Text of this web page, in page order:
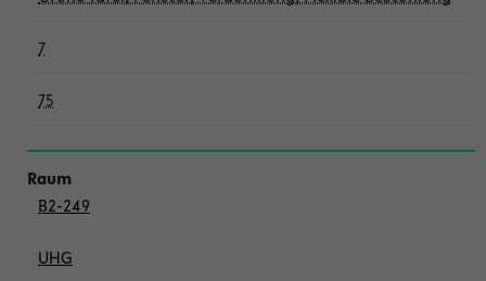
7
75
B2-249
UHG